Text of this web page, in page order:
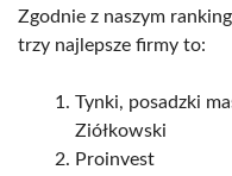
Zgodnie z naszym
trzy najlepsze firmy to:
Tynki, posadzki
Ziółkowski
Proinvest